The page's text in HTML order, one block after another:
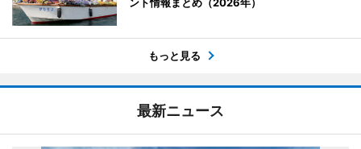
ント情報まとめ（2026年）
もっと見る
最新ニュース